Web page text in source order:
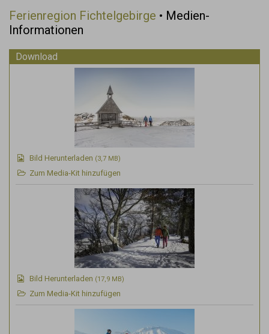
Ferienregion Fichtelgebirge • Medien-
Informationen
Download
Bild Herunterladen (3,7 MB)
Zum Media-Kit hinzufügen
Bild Herunterladen (17,9 MB)
Zum Media-Kit hinzufügen